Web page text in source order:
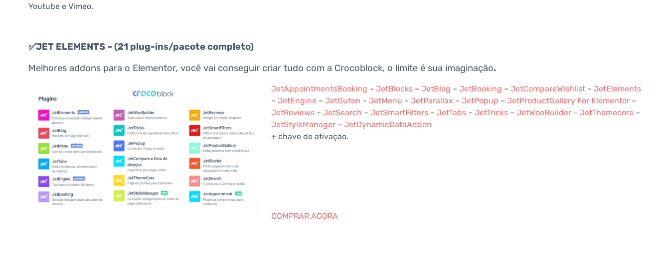
Youtube e Vimeo.
✅JET ELEMENTS – (21 plug-ins/pacote completo)
Melhores addons para o Elementor, você vai conseguir criar tudo com a Crocoblock, o limite é sua imaginação.
JetAppointmentsBooking – JetBlocks – JetBlog – JetBooking – JetCompareWishlist – JetElements
– JetEngine – JetGuten – JetMenu – JetParallax – JetPopup – JetProductGallery For Elementor –
JetReviews – JetSearch – JetSmartFilters – JetTabs – JetTricks – JetWooBuilder – JetThemecore –
JetStyleManager – JetDynamicDataAddon
+ chave de ativação.
COMPRAR AGORA